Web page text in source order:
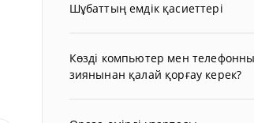
Шұбаттың емдік қасиеттері
Көзді компьютер мен
зиянынан қалай қорғау керек?